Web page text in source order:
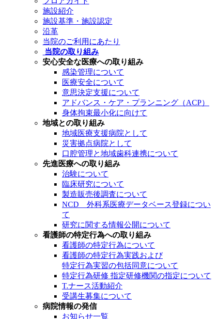
施設紹介
施設基準・施設認定
沿革
当院のご利用にあたり
当院の取り組み
安心安全な医療への取り組み
感染管理について
医療安全について
意思決定支援について
アドバンス・ケア・プランニング（ACP）
身体拘束最小化に向けて
地域との取り組み
地域医療支援病院として
災害拠点病院として
口腔管理と地域歯科連携について
先進医療への取り組み
治験について
臨床研究について
製造販売後調査について
NCD 外科系医療データベース登録につい
て
研究に関する情報公開について
看護師の特定行為への取り組み
看護師の特定行為について
看護師の特定行為実践および
特定行為実習の包括同意について
特定行為研修 指定研修機関の指定について
T.ナース活動紹介
受講生募集について
病院情報の発信
お知らせ一覧